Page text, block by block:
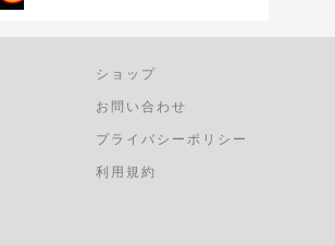
ショップ
お問い合わせ
プライバシーポリシー
利用規約